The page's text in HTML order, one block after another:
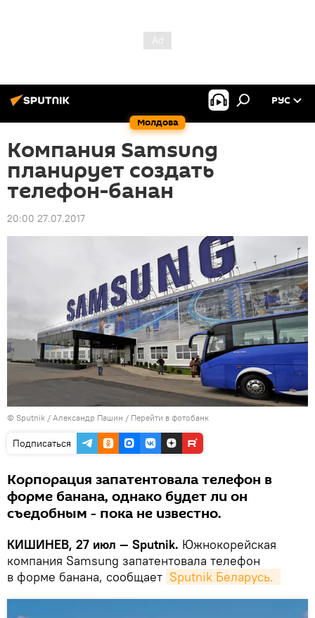
Молдова
РУС
Компания Samsung
планирует создать
телефон-банан
20:00 27.07.2017
© Sputnik / Александр Пашин / Перейти в фотобанк
Подписаться
Корпорация запатентовала телефон в
форме банана, однако будет ли он
съедобным - пока не известно.
КИШИНЕВ, 27 июл — Sputnik. Южнокорейская
компания Samsung запатентовала телефон
в форме банана, сообщает Sputnik Беларусь.